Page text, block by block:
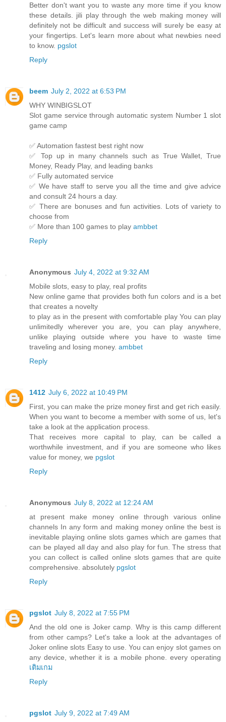
Better don't want you to waste any more time if you know
these details. jili play through the web making money will
definitely not be difficult and success will surely be easy at
your fingertips. Let's learn more about what newbies need
to know. pgslot
Reply
beem July 2, 2022 at 6:53 PM
WHY WINBIGSLOT
Slot game service through automatic system Number 1 slot
game camp
✅ Automation fastest best right now
✅ Top up in many channels such as True Wallet, True
Money, Ready Play, and leading banks
✅ Fully automated service
✅ We have staff to serve you all the time and give advice
and consult 24 hours a day.
✅ There are bonuses and fun activities. Lots of variety to
choose from
✅ More than 100 games to play ambbet
Reply
Anonymous July 4, 2022 at 9:32 AM
Mobile slots, easy to play, real profits
New online game that provides both fun colors and is a bet
that creates a novelty
to play as in the present with comfortable play You can play
unlimitedly wherever you are, you can play anywhere,
unlike playing outside where you have to waste time
traveling and losing money. ambbet
Reply
1412 July 6, 2022 at 10:49 PM
First, you can make the prize money first and get rich easily.
When you want to become a member with some of us, let's
take a look at the application process.
That receives more capital to play, can be called a
worthwhile investment, and if you are someone who likes
value for money, we pgslot
Reply
Anonymous July 8, 2022 at 12:24 AM
at present make money online through various online
channels In any form and making money online the best is
inevitable playing online slots games which are games that
can be played all day and also play for fun. The stress that
you can collect is called online slots games that are quite
comprehensive. absolutely pgslot
Reply
pgslot July 8, 2022 at 7:55 PM
And the old one is Joker camp. Why is this camp different
from other camps? Let's take a look at the advantages of
Joker online slots Easy to use. You can enjoy slot games on
any device, whether it is a mobile phone. every operating
เติมเกม
Reply
pgslot July 9, 2022 at 7:49 AM